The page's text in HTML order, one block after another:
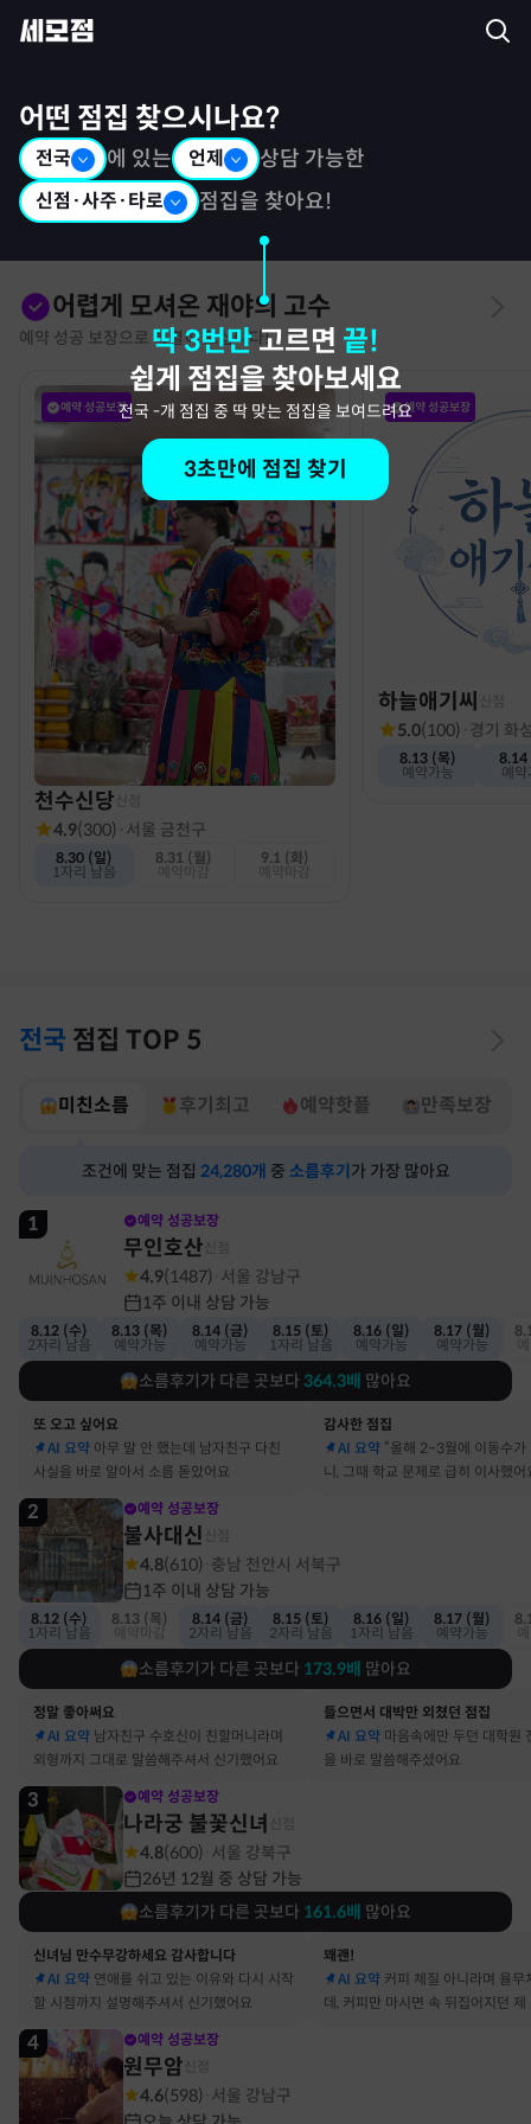
어떤 점집 찾으시나요?
전국 에 있는 언제 상담 가능한
신점·사주·타로 점집을 찾아요!
딱 3번만 고르면 끝!
쉽게 점집을 찾아보세요
전국 -개 점집 중 딱 맞는 점집을 보여드려요
3초만에 점집 찾기
어렵게 모셔온 재야의 고수
예약 성공 보장으로 특별히 모십니다!
예약 성공보장
천수신당
4.9(300) · 서울 금천구
8.30 (일)
1자리 남음
8.31 (월)
9.1 (화)
예약 성공보장
하늘애기씨
5.0(100) · 경기 화
8.13 (목)
예약가능
8.14
예
전국 점집 TOP 5
미친소름 후기최고 예약핫플 만족보장
조건에 맞는 점집 24,280개 중 소름후기 가 가장 많아요
1 예약 성공보장
무인호산
4.9(1487) 서울 강남구
1주 이내 상담 가능
8.12 (수)
2자리 남음
8.13 (목)
예약가능
8.14 (금)
예약가능
8.15 (토)
1자리 남음
8.16 (일)
예약가능
8.17 (월)
예약가능
소름후기가 다른 곳보다 364.3배 많아요
또 오고 싶어요
AI 요약 아무 말 안 했는데 남자친구 다친
사실을 바로 알아서 소름 돋았어요
감사한 점집
AI 요약 “올해 2~3월에 이동수가
니, 그때 학교 문제로 급히 이사했어
2 예약 성공보장
불사대신
4.8(610) 충남 천안시 서북구
1주 이내 상담 가능
8.12 (수)
1자리 남음
8.13 (목)
8.14 (금)
2자리 남음
8.15 (토)
2자리 남음
8.16 (일)
1자리 남음
8.17 (월)
예약가능
소름후기가 다른 곳보다 173.9배 많아요
정말 좋아써요
AI 요약 남자친구 수호신이 친할머니라며
외형까지 그대로 말씀해주셔서 신기했어요
들으면서 대박만 외쳤던 점집
AI 요약 마음속에만 두던 대학원
을 바로 말씀해주셨어요
3 예약 성공보장
나라궁 불꽃신녀
4.8(600) 서울 강북구
26년 12월 중 상담 가능
소름후기가 다른 곳보다 161.6배 많아요
신녀님 만수무강하세요 감사합니다
AI 요약 연애를 쉬고 있는 이유와 다시 시작
할 시점까지 설명해주셔서 신기했어요
꽤괜!
AI 요약 커피 체질 아니라며 율무
데, 커피만 마시면 속 뒤집어지던 제
4 예약 성공보장
원무암
4.6(598) 서울 강남구